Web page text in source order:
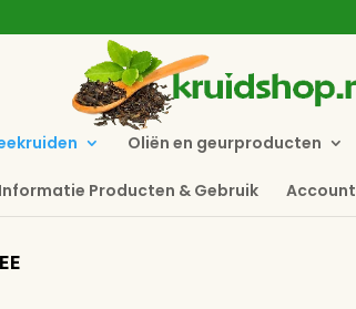
Oliën en geurproducten
Informatie Producten & Gebruik Account